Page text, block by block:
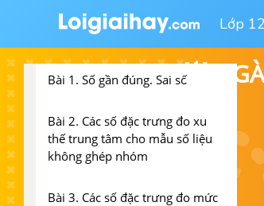
Lớp 12
💥
Chương VI. Một số yếu tố
Bài 1. Số gần đúng. Sai số
Bài 2. Các số đặc trưng đo xu
thế trung tâm cho mẫu số liệu
không ghép nhóm
Bài 3. Các số đặc trưng đo mức